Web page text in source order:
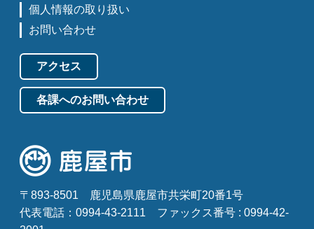
個人情報の取り扱い
お問い合わせ
アクセス
各課へのお問い合わせ
〒893-8501
鹿児島県鹿屋市共栄町20番1号
代表電話：0994-43-2111
ファックス番号 : 0994-42-